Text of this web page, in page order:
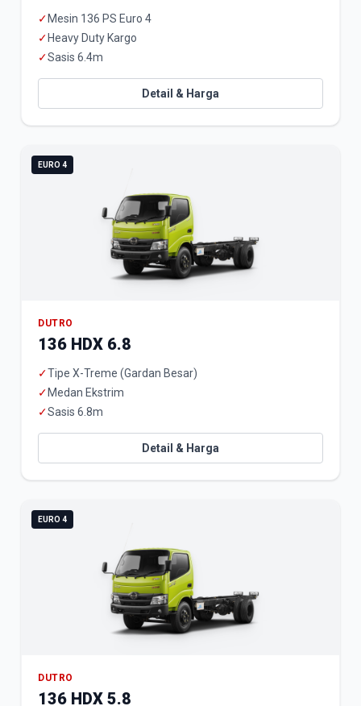
✓ Mesin 136 PS Euro 4
✓ Heavy Duty Kargo
✓Sasis 6.4m
Detail & Harga
EURO 4
DUTRO
136 HDX 6.8
✓Tipe X-Treme (Gardan Besar)
✓ Medan Ekstrim
✓Sasis 6.8m
Detail & Harga
EURO 4
DUTRO
136 HDX 5.8